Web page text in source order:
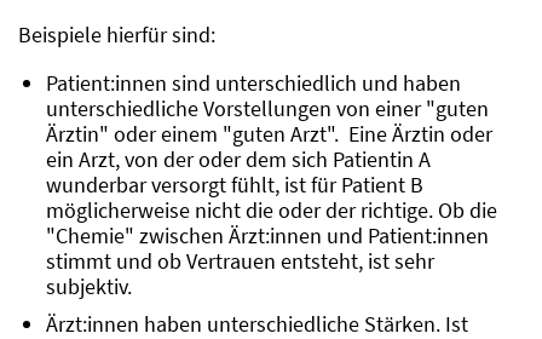
Beispiele hierfür sind:
Patient:innen sind unterschiedlich und haben
unterschiedliche Vorstellungen von einer "guten
Ärztin" oder einem "guten Arzt". Eine Ärztin oder
ein Arzt, von der oder dem sich Patientin A
wunderbar versorgt fühlt, ist für Patient B
möglicherweise nicht die oder der richtige. Ob die
"Chemie" zwischen Ärzt:innen und Patient:innen
stimmt und ob Vertrauen entsteht, ist sehr
subjektiv.
Ärzt:innen haben unterschiedliche Stärken. Ist